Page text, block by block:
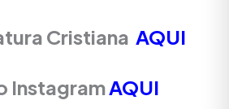
Cristiana AQUI
InstagramAQUI